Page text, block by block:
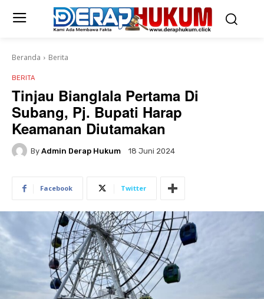
Beranda Berita
BERITA
Tinjau Bianglala Pertama Di
Subang, Pj. Bupati Harap
Keamanan Diutamakan
By Admin Derap Hukum 18 Juni 2024
Facebook Twitter